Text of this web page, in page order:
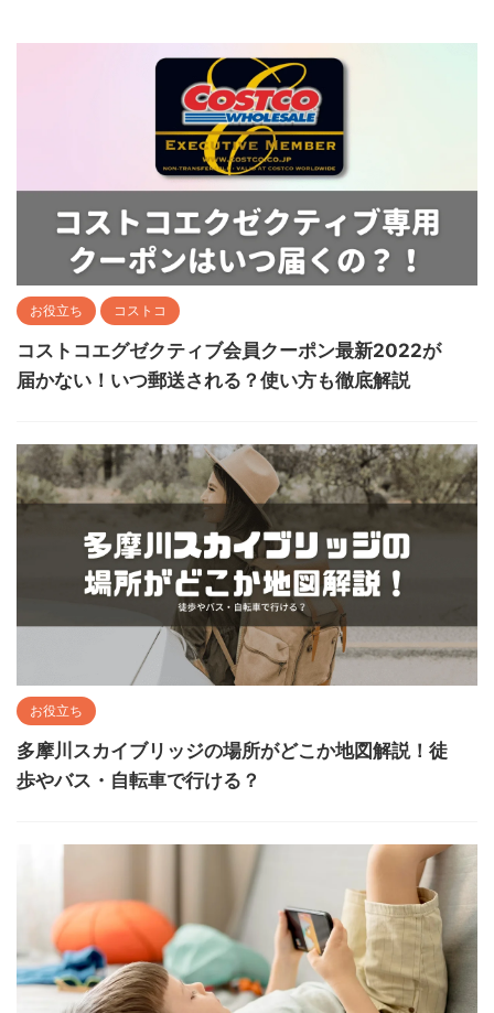
お役立ち コストコ
コストコエグゼクティブ会員クーポン最新2022が
届かない！いつ郵送される？使い方も徹底解説
お役立ち
多摩川スカイブリッジの場所がどこか地図解説！徒
歩やバス・自転車で行ける？